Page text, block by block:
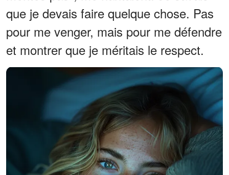
que je devais faire quelque chose. Pas
pour me venger, mais pour me défendre
et montrer que je méritais le respect.